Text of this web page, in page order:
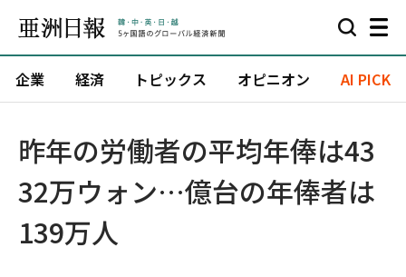
企業 経済 トピックス オピニオン AI PICK
昨年の労働者の平均年俸は43
32万ウォン…億台の年俸者は
139万人